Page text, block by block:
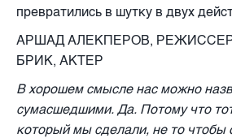
превратились в шутку в двух
АРШАД АЛЕКПЕРОВ,
БРИК, АКТЕР
В хорошем смысле нас можно
сумасшедшими. Да. Потому что
который мы сделали, не то чтобы